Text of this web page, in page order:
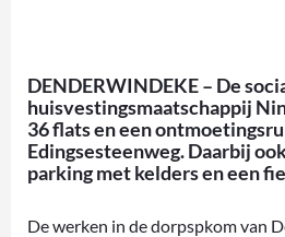
DENDERWINDEKE – De
huisvestingsmaatschappij
36 flats en een
Edingsesteenweg. Daarbij
parking met kelders en een
De werken in de dorpspkom van